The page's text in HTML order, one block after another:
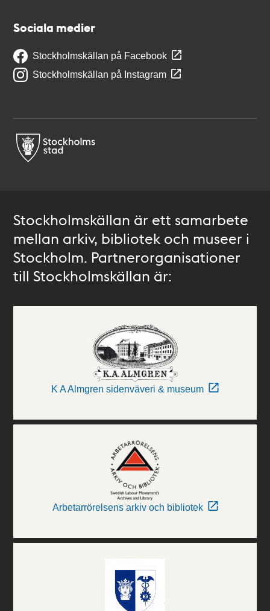
Sociala medier
Stockholmskällan på Facebook
Stockholmskällan på Instagram
Stockholmskällan är ett samarbete
mellan arkiv, bibliotek och museer i
Stockholm. Partnerorganisationer
till Stockholmskällan är:
K A Almgren sidenväveri & museum
Arbetarrörelsens arkiv och bibliotek